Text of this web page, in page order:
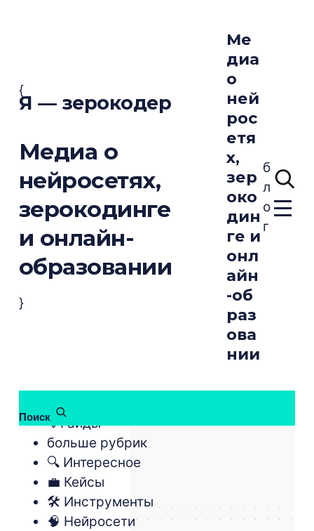
{
Я — зерокодер
Медиа о
нейросетях,
зерокодинге
и онлайн-
образовании
}
Ме
диа
о
ней
рос
етя
х,
зер
око
дин
ге и
онл
айн
-об
раз
ова
нии
Поиск
б
л
о
г
бесплатные курсы
💡Гайды
больше рубрик
🔍 Интересное
💼 Кейсы
🛠 Инструменты
🧠 Нейросети